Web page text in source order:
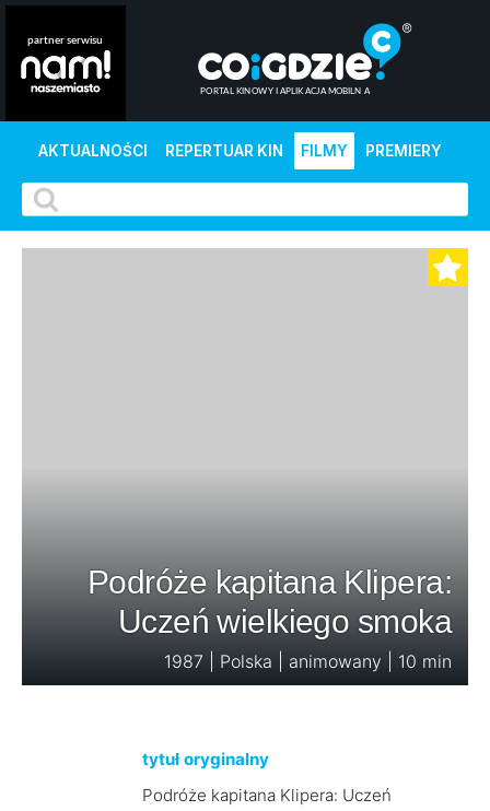
AKTUALNOŚCI REPERTUAR KIN FILMY PREMIERY
Podróże kapitana Klipera:
Uczeń wielkiego smoka
1987 | Polska | animowany | 10 min
tytuł oryginalny
Podróże kapitana Klipera: Uczeń